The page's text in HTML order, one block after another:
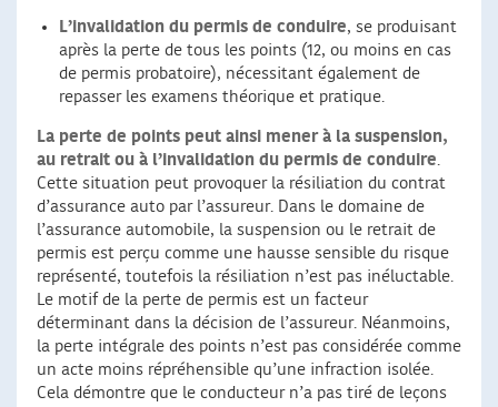
L’invalidation du permis de conduire, se produisant
après la perte de tous les points (12, ou moins en cas
de permis probatoire), nécessitant également de
repasser les examens théorique et pratique.
La perte de points peut ainsi mener à la suspension,
au retrait ou à l’invalidation du permis de conduire.
Cette situation peut provoquer la résiliation du contrat
d’assurance auto par l’assureur. Dans le domaine de
l’assurance automobile, la suspension ou le retrait de
permis est perçu comme une hausse sensible du risque
représenté, toutefois la résiliation n’est pas inéluctable.
Le motif de la perte de permis est un facteur
déterminant dans la décision de l’assureur. Néanmoins,
la perte intégrale des points n’est pas considérée comme
un acte moins répréhensible qu’une infraction isolée.
Cela démontre que le conducteur n’a pas tiré de leçons